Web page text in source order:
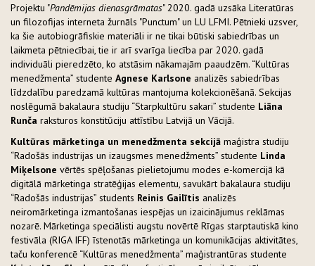
Projektu "Pandēmijas dienasgrāmatas" 2020. gadā uzsāka Literatūras
un filozofijas interneta žurnāls "Punctum" un LU LFMI. Pētnieki uzsver,
ka šie autobiogrāfiskie materiāli ir ne tikai būtiski sabiedrības un
laikmeta pētniecībai, tie ir arī svarīga liecība par 2020. gadā
individuāli pieredzēto, ko atstāsim nākamajām paaudzēm. “Kultūras
menedžmenta” studente Agnese Karlsone analizēs sabiedrības
līdzdalību paredzamā kultūras mantojuma kolekcionēšanā. Sekcijas
noslēgumā bakalaura studiju “Starpkultūru sakari” studente Liāna
Runča raksturos konstitūciju attīstību Latvijā un Vācijā.
Kultūras mārketinga un menedžmenta sekcijā maģistra studiju
“Radošās industrijas un izaugsmes menedžments” studente Linda
Miķelsone vērtēs spēļošanas pielietojumu modes e-komercijā kā
digitālā mārketinga stratēģijas elementu, savukārt bakalaura studiju
“Radošās industrijas” students Reinis Gailītis analizēs
neiromārketinga izmantošanas iespējas un izaicinājumus reklāmas
nozarē. Mārketinga speciālisti augstu novērtē Rīgas starptautiskā kino
festivāla (RIGA IFF) īstenotās mārketinga un komunikācijas aktivitātes,
taču konferencē “Kultūras menedžmenta” maģistrantūras studente